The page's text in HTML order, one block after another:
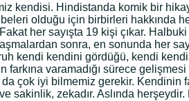
kendisi. Hindistanda komik bir
olduğu için birbirleri hakkında
her sayışta 19 kişi çıkar. Halbuki
sonra, en sonunda her
kendi kendini gördüğü, kendi
varamadığı sürece
çok iyi bilmemiz gerekir. Kendinin
sakinlik, zekadır. Aslında